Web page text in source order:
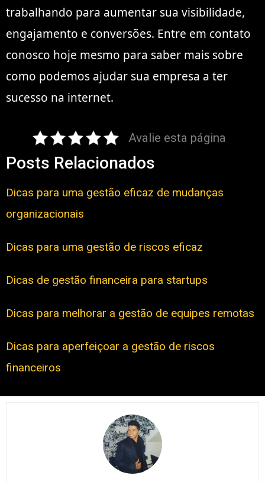
trabalhando para aumentar sua visibilidade,
engajamento e conversões. Entre em contato
conosco hoje mesmo para saber mais sobre
como podemos ajudar sua empresa a ter
sucesso na internet.
Avalie esta página
Posts Relacionados
Dicas para uma gestão eficaz de mudanças
organizacionais
Dicas para uma gestão de riscos eficaz
Dicas de gestão financeira para startups
Dicas para melhorar a gestão de equipes remotas
Dicas para aperfeiçoar a gestão de riscos
financeiros